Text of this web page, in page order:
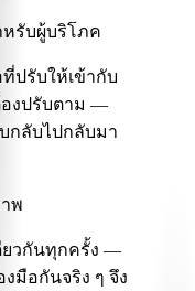
หรับผู้บริโภค
ที่ปรับให้เข้ากับ
งปรับตาม —
กลับไปกลับมา
พ
ยวกันทุกครั้ง —
มือกันจริง ๆ จึง